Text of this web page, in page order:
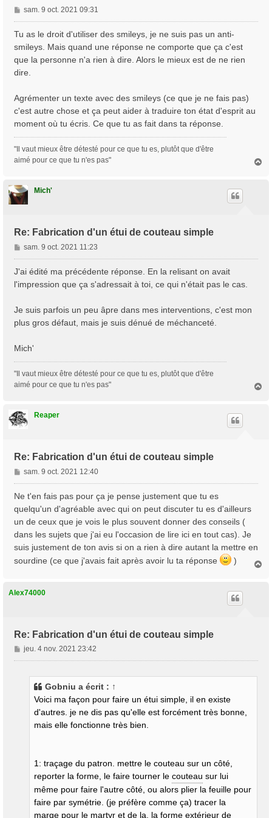
M
e
s
g
e
sam. 9 oct. 2021 09:31
Tu as le droit d'utiliser des smileys, je ne suis pas un anti-
smileys. Mais quand une réponse ne comporte que ça c'est
que la personne n'a rien à dire. Alors le mieux est de ne rien
dire.
Agrémenter un texte avec des smileys (ce que je ne fais pas)
c'est autre chose et ça peut aider à traduire ton état d'esprit au
moment où tu écris. Ce que tu as fait dans ta réponse.
"Il vaut mieux être détesté pour ce que tu es, plutôt que d'être
aimé pour ce que tu n'es pas"
Mich'
Re: Fabrication d'un étui de couteau simple
M
e
s
a
e
sam. 9 oct. 2021 11:23
J'ai édité ma précédente réponse. En la relisant on avait
l'impression que ça s'adressait à toi, ce qui n'était pas le cas.
Je suis parfois un peu âpre dans mes interventions, c'est mon
plus gros défaut, mais je suis dénué de méchanceté.
Mich'
"Il vaut mieux être détesté pour ce que tu es, plutôt que d'être
aimé pour ce que tu n'es pas"
Reaper
Re: Fabrication d'un étui de couteau simple
M
e
a
g
e
sam. 9 oct. 2021 12:40
Ne t'en fais pas pour ça je pense justement que tu es
quelqu'un d'agréable avec qui on peut discuter tu es d'ailleurs
un de ceux que je vois le plus souvent donner des conseils (
dans les sujets que j'ai eu l'occasion de lire ici en tout cas). Je
suis justement de ton avis si on a rien à dire autant la mettre en
sourdine (ce que j'avais fait après avoir lu ta réponse
)
Alex74000
Re: Fabrication d'un étui de couteau simple
M
e
jeu. 4 nov. 2021 23:42
Gobniu a écrit : ↑
Voici ma façon pour faire un étui simple, il en existe
d'autres. je ne dis pas qu'elle est forcément très bonne,
mais elle fonctionne très bien.
1: traçage du patron. mettre le couteau sur un côté,
reporter la forme, le faire tourner le couteau sur lui
même pour faire l'autre côté, ou alors plier la feuille pour
faire par symétrie. (je préfère comme ça) tracer la
marge pour le martyr et de la, la forme extérieur de